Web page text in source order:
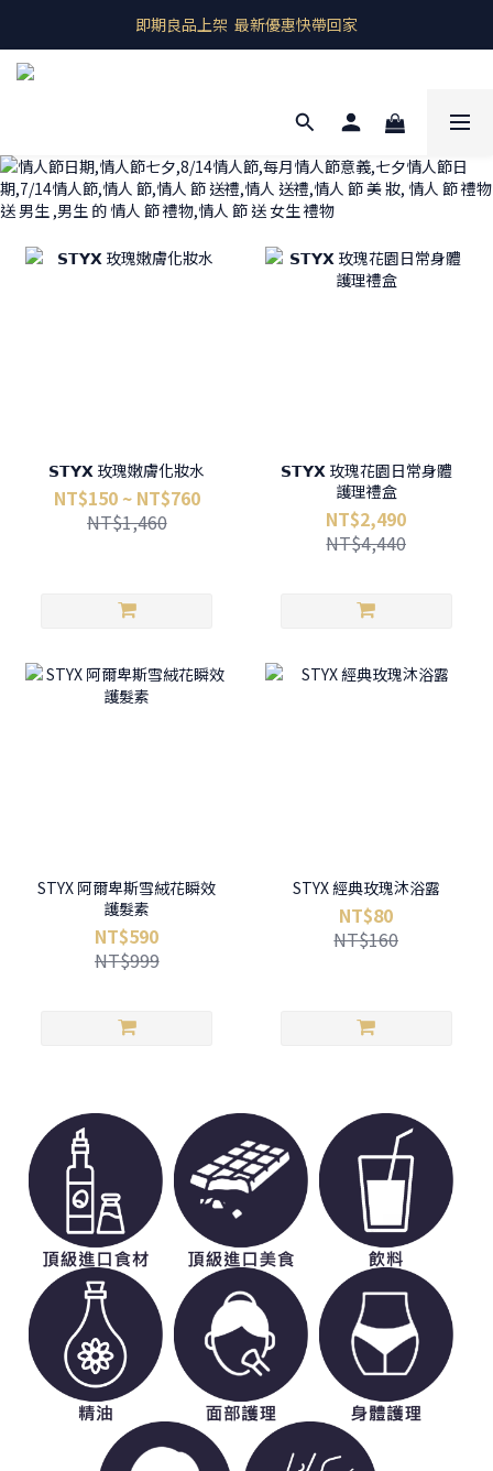
即期良品上架  最新優惠快帶回家
即期良品上架  最新優惠快帶回家
預購商品 歐洲產地直送
即期良品上架  最新優惠快帶回家
𝗦𝗧𝗬𝗫 玫瑰嫩膚化妝水
NT$150 ~ NT$760
NT$1,460
𝗦𝗧𝗬𝗫 玫瑰花園日常身體
護理禮盒
NT$2,490
NT$4,440
STYX 阿爾卑斯雪絨花瞬效
護髮素
NT$590
NT$999
STYX 經典玫瑰沐浴露
NT$80
NT$160